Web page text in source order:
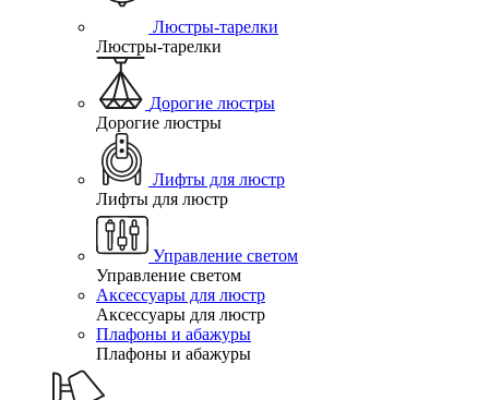
Люстры-тарелки
Люстры-тарелки
Дорогие люстры
Дорогие люстры
Лифты для люстр
Лифты для люстр
Управление светом
Управление светом
Аксессуары для люстр
Аксессуары для люстр
Плафоны и абажуры
Плафоны и абажуры